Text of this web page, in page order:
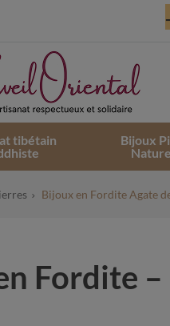
tibétain
Bijoux
Bijoux en Fordite Agate
Fordite